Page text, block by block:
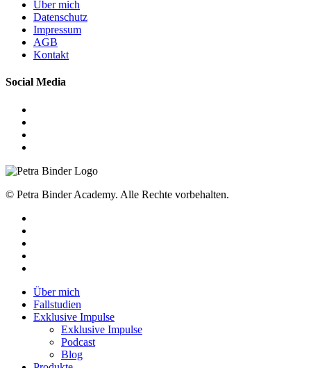
Über mich
Datenschutz
Impressum
AGB
Kontakt
Social Media
© Petra Binder Academy. Alle Rechte vorbehalten.
Close
Menu
Über mich
Fallstudien
Exklusive Impulse
Exklusive Impulse
Podcast
Blog